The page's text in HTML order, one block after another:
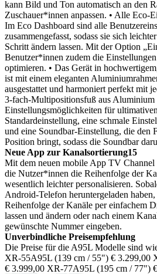
kann Bild und Ton automatisch an den
Zuschauer*innen anpassen. • Alle Eco-
Im Eco Dashboard sind alle
zusammengefasst, sodass sie sich
Schritt ändern lassen. Mit der Option
Benutzer*innen zudem die
optimieren. • Das Gerät in
ist mit einem eleganten
ausgestattet und harmoniert perfekt mit
3-fach-Multipositionsfuß aus Aluminium
Einstellungsmöglichkeiten für
Standardeinstellung, eine schmale
und eine Soundbar-Einstellung, die den
Position bringt, sodass die Soundbar
Neue App zur Kanalsortierung15
Mit dem neuen mobile App TV
die Nutzer*innen die Reihenfolge der
wesentlich leichter personalisieren.
Android-Telefon heruntergeladen
Reihenfolge der Kanäle per einfachem
lassen und ändern oder nach einem
gewünschte Nummer eingeben.
Unverbindliche Preisempfehlung
Die Preise für die A95L Modelle sind
XR-55A95L (139 cm / 55") € 3.299,00
€ 3.999,00 XR-77A95L (195 cm / 77")